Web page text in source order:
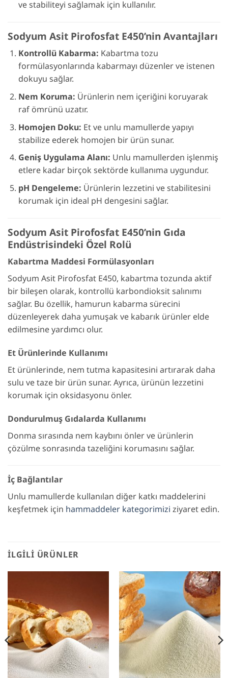
ve stabiliteyi sağlamak için kullanılır.
Sodyum Asit Pirofosfat E450’nin Avantajları
Kontrollü Kabarma: Kabartma tozu
formülasyonlarında kabarmayı düzenler ve istenen
dokuyu sağlar.
Nem Koruma: Ürünlerin nem içeriğini koruyarak
raf ömrünü uzatır.
Homojen Doku: Et ve unlu mamullerde yapıyı
stabilize ederek homojen bir ürün sunar.
Geniş Uygulama Alanı: Unlu mamullerden işlenmiş
etlere kadar birçok sektörde kullanıma uygundur.
pH Dengeleme: Ürünlerin lezzetini ve stabilitesini
korumak için ideal pH dengesini sağlar.
Sodyum Asit Pirofosfat E450’nin Gıda
Endüstrisindeki Özel Rolü
Kabartma Maddesi Formülasyonları
Sodyum Asit Pirofosfat E450, kabartma tozunda aktif
bir bileşen olarak, kontrollü karbondioksit salınımı
sağlar. Bu özellik, hamurun kabarma sürecini
düzenleyerek daha yumuşak ve kabarık ürünler elde
edilmesine yardımcı olur.
Et Ürünlerinde Kullanımı
Et ürünlerinde, nem tutma kapasitesini artırarak daha
sulu ve taze bir ürün sunar. Ayrıca, ürünün lezzetini
korumak için oksidasyonu önler.
Dondurulmuş Gıdalarda Kullanımı
Donma sırasında nem kaybını önler ve ürünlerin
çözülme sonrasında tazeliğini korumasını sağlar.
İç Bağlantılar
Unlu mamullerde kullanılan diğer katkı maddelerini
keşfetmek için hammaddeler kategorimizi ziyaret edin.
İLGILI ÜRÜNLER